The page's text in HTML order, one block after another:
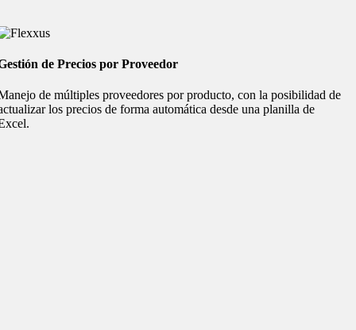
de Precios por Proveedor
de múltiples proveedores por producto, con la posibilidad de
los precios de forma automática desde una planilla de